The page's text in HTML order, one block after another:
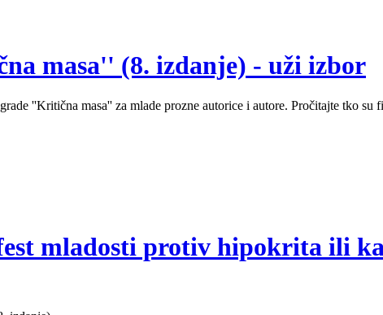
masa'' (8. izdanje) - uži izbor
''Kritična masa'' za mlade prozne autorice i autore. Pročitajte tko su
mladosti protiv hipokrita ili